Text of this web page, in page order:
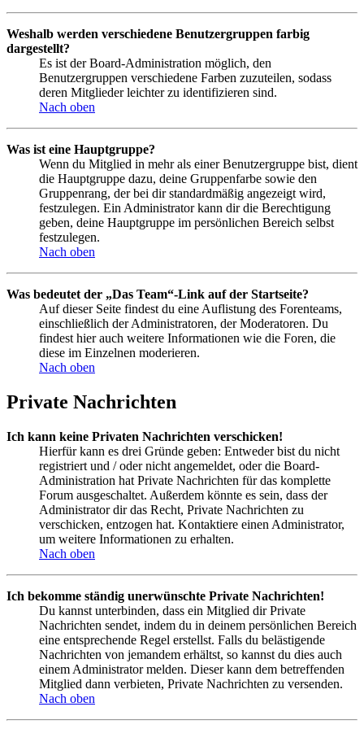
Weshalb werden verschiedene Benutzergruppen farbig
dargestellt?
Es ist der Board-Administration möglich, den
Benutzergruppen verschiedene Farben zuzuteilen, sodass
deren Mitglieder leichter zu identifizieren sind.
Nach oben
Was ist eine Hauptgruppe?
Wenn du Mitglied in mehr als einer Benutzergruppe bist, dient
die Hauptgruppe dazu, deine Gruppenfarbe sowie den
Gruppenrang, der bei dir standardmäßig angezeigt wird,
festzulegen. Ein Administrator kann dir die Berechtigung
geben, deine Hauptgruppe im persönlichen Bereich selbst
festzulegen.
Nach oben
Was bedeutet der „Das Team“-Link auf der Startseite?
Auf dieser Seite findest du eine Auflistung des Forenteams,
einschließlich der Administratoren, der Moderatoren. Du
findest hier auch weitere Informationen wie die Foren, die
diese im Einzelnen moderieren.
Nach oben
Private Nachrichten
Ich kann keine Privaten Nachrichten verschicken!
Hierfür kann es drei Gründe geben: Entweder bist du nicht
registriert und / oder nicht angemeldet, oder die Board-
Administration hat Private Nachrichten für das komplette
Forum ausgeschaltet. Außerdem könnte es sein, dass der
Administrator dir das Recht, Private Nachrichten zu
verschicken, entzogen hat. Kontaktiere einen Administrator,
um weitere Informationen zu erhalten.
Nach oben
Ich bekomme ständig unerwünschte Private Nachrichten!
Du kannst unterbinden, dass ein Mitglied dir Private
Nachrichten sendet, indem du in deinem persönlichen Bereich
eine entsprechende Regel erstellst. Falls du belästigende
Nachrichten von jemandem erhältst, so kannst du dies auch
einem Administrator melden. Dieser kann dem betreffenden
Mitglied dann verbieten, Private Nachrichten zu versenden.
Nach oben